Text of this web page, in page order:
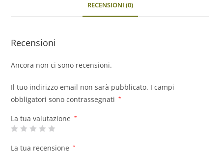
RECENSIONI (0)
Recensioni
Ancora non ci sono recensioni.
Il tuo indirizzo email non sarà pubblicato. I campi
obbligatori sono contrassegnati
*
La tua valutazione *
La tua recensione *